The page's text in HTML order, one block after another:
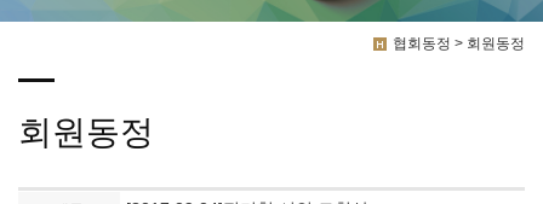
협회동정 > 회원동정
회원동정